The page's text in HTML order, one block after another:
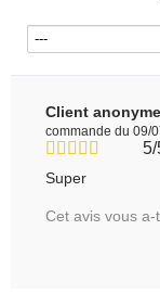
---
Client anonyme
commande du 09/
5/
Super
Cet avis vous